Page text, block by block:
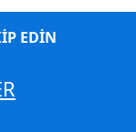
EDİN